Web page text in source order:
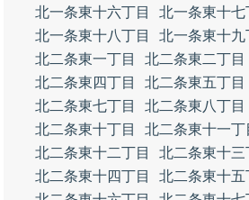
北一条東十六丁目
北一条東十七
北一条東十八丁目
北一条東十九
北二条東一丁目
北二条東二丁目
北二条東四丁目
北二条東五丁目
北二条東七丁目
北二条東八丁目
北二条東十丁目
北二条東十一丁
北二条東十二丁目
北二条東十三
北二条東十四丁目
北二条東十五